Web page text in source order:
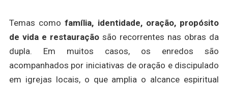
Temas comofamília, identidade, oração, propósito
de vida e restauraçãosão recorrentes nas obras da
dupla. Em muitos casos, os enredos são
acompanhados por iniciativas de oração e discipulado
em igrejas locais, o que amplia o alcance espiritual